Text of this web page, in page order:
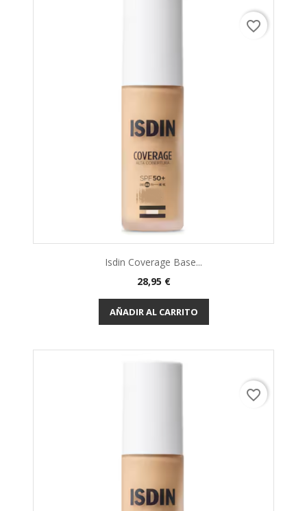
Isdin Coverage Base...
28,95 €
AÑADIR AL CARRITO
favorite_border
favorite_border